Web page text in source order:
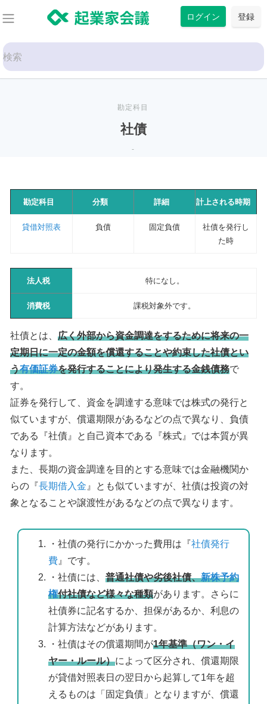
ン
テ
ン
Search
for:
ログイン 登録
勘定科目
社債
-
勘定科目 分類 詳細 計上される時期
貸借対照表 負債 固定負債
社債を発行し
た時
法人税 特になし。
消費税 課税対象外です。
社債とは、 広く外部から資金調達をするために将来の一
定期日に一定の金額を償還することや約束した社債とい
う有価証券を発行することにより発生する金銭債務で
す。
証券を発行して、資金を調達する意味では株式の発行と
似ていますが、償還期限があるなどの点で異なり、負債
である『社債』と自己資本である『株式』では本質が異
なります。
また、長期の資金調達を目的とする意味では金融機関か
らの『 長期借入金』とも似ていますが、社債は投資の対
象となることや譲渡性があるなどの点で異なります。
・社債の発行にかかった費用は『社債発行
費 』です。
・社債には、普通社債や劣後社債、新株予約
権付社債など様々な種類があります。さらに
社債券に記名するか、担保があるか、利息の
計算方法などがあります。
・社債はその償還期間が1年基準（ワン・イ
ヤー・ルール）によって区分され、償還期限
が貸借対照表日の翌日から起算して1年を超
えるものは「固定負債」となりますが、償還